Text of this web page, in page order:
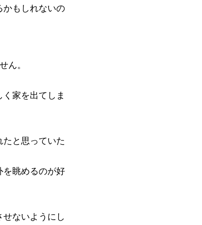
かもしれないの
ん。
家を出てしま
と思っていた
を眺めるのが好
ないようにし